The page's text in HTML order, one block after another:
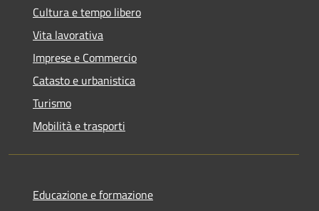
Cultura e tempo libero
Vita lavorativa
Imprese e Commercio
Catasto e urbanistica
Turismo
Mobilità e trasporti
Educazione e formazione